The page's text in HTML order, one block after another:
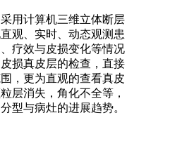
用计算机三维立体断层
观、实时、动态观测患
疗效与皮损变化等情况
损真皮层的检查，直接
，更为直观的查看真皮
层消失，角化不全等，
型与病灶的进展趋势。